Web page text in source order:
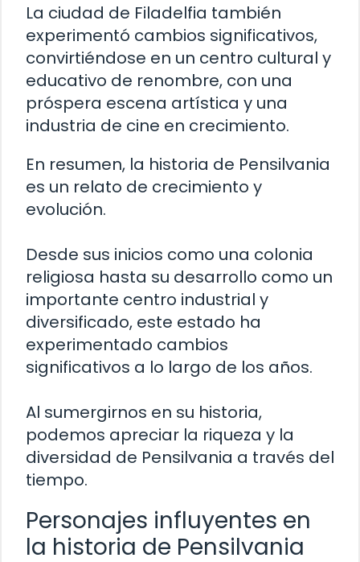
La ciudad de Filadelfia también
experimentó cambios significativos,
convirtiéndose en un centro cultural y
educativo de renombre, con una
próspera escena artística y una
industria de cine en crecimiento.
En resumen, la historia de Pensilvania
es un relato de crecimiento y
evolución.
Desde sus inicios como una colonia
religiosa hasta su desarrollo como un
importante centro industrial y
diversificado, este estado ha
experimentado cambios
significativos a lo largo de los años.
Al sumergirnos en su historia,
podemos apreciar la riqueza y la
diversidad de Pensilvania a través del
tiempo.
Personajes influyentes en
la historia de Pensilvania